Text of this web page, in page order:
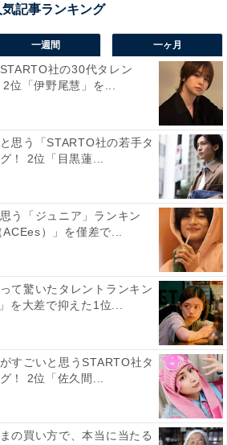
みなとや（MINATOYA
猪苗代町）／40票
置する「LAKE SIDE HOTELみな
りに湖へ飛び込めるぜいたくなサ
の大自然を背景に、開放感抜群の
気スポットです。サウナの後はホ
もでき、1日中楽しむことがで
室から猪苗代湖が見たいです！楽
性／神奈川県)、「湖の砂浜でテン
人用のMORZHと8人用のMORZH
あり、セルフロウリュも可能でオ
アロマも使え、 水風呂は目の前に
には積もった雪に飛び込めるから
一週間 一ヶ月
社の30代タレン
位「伊野尾慧」を...
思う「STARTO社の若手タ
！ 2位「目黒蓮...
う「ジュニア」ランキン
）」を僅差で...
て驚いたタレントランキン
を大差で抑えた1位...
すごいと思うSTARTO社タ
！ 2位「佐久間...
の買い方で、本当に当たる